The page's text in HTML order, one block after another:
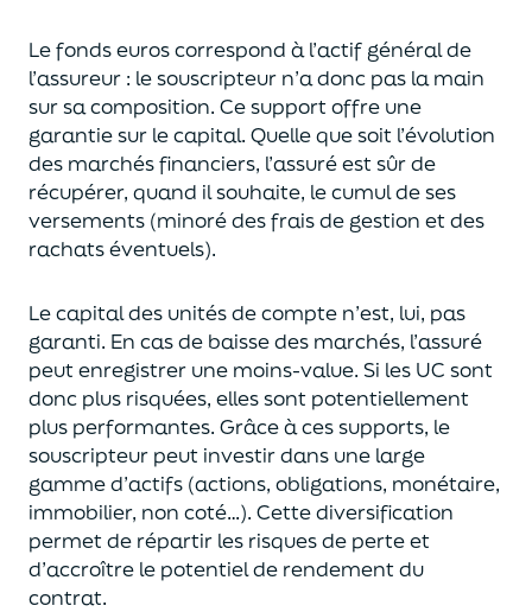
Le fonds euros correspond à l’actif général de
l’assureur : le souscripteur n’a donc pas la main
sur sa composition. Ce support offre une
garantie sur le capital. Quelle que soit l’évolution
des marchés financiers, l’assuré est sûr de
récupérer, quand il souhaite, le cumul de ses
versements (minoré des frais de gestion et des
rachats éventuels).
Le capital des unités de compte n’est, lui, pas
garanti. En casde baisse des marchés, l’assuré
peut enregistrer une moins-value. Si les UC sont
donc plus risquées, elles sont potentiellement
plus performantes. Grâce à ces supports, le
souscripteur peut investir dans une large
gamme d’actifs (actions, obligations, monétaire,
immobilier, non coté…). Cette diversification
permet de répartir les risques de perte et
d’accroître le potentielde rendement du
contrat.